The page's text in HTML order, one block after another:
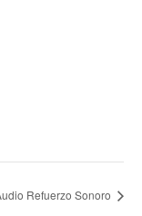
Refuerzo Sonoro